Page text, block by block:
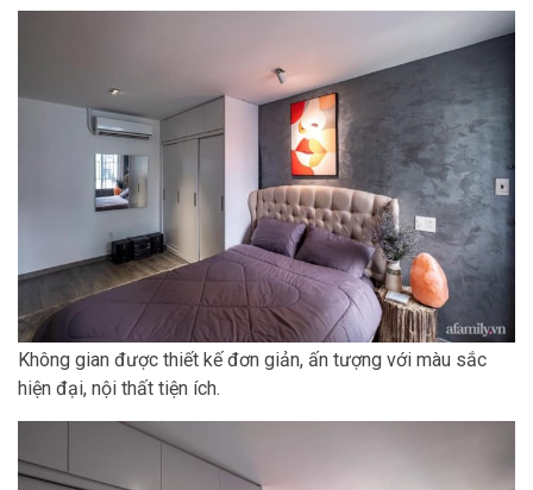
Không gian được thiết kế đơn giản, ấn tượng với màu sắc
hiện đại, nội thất tiện ích.